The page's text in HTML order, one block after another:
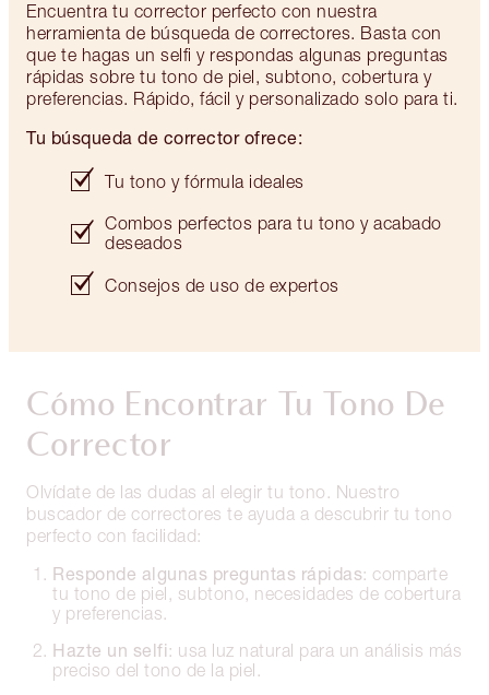
Encuentra tu corrector perfecto con nuestra
herramienta de búsqueda de correctores. Basta con
que te hagas un selfi y respondas algunas preguntas
rápidas sobre tu tono de piel, subtono, cobertura y
preferencias. Rápido, fácil y personalizado solo para ti.
Tu búsqueda de corrector ofrece:
Tu tono y fórmula ideales
Combos perfectos para tu tono y acabado
deseados
Consejos de uso de expertos
Cómo Encontrar Tu Tono De
Corrector
Olvídate de las dudas al elegir tu tono. Nuestro
buscador de correctores te ayuda a descubrir tu tono
perfecto con facilidad:
Responde algunas preguntas rápidas: comparte
tu tono de piel, subtono, necesidades de cobertura
y preferencias.
Hazte un selfi : usa luz natural para un análisis más
preciso del tono de la piel.